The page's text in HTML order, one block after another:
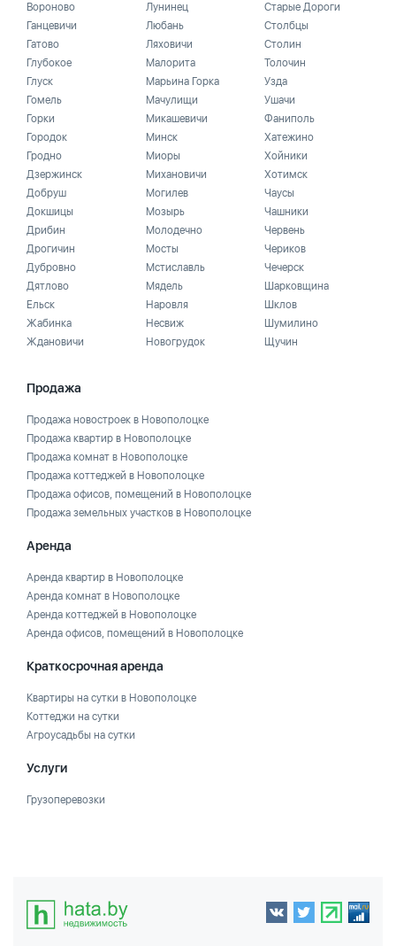
Вороново
Ганцевичи
Гатово
Глубокое
Глуск
Гомель
Горки
Городок
Гродно
Дзержинск
Добруш
Докшицы
Дрибин
Дрогичин
Дубровно
Дятлово
Ельск
Жабинка
Ждановичи
Лунинец
Любань
Ляховичи
Малорита
Марьина Горка
Мачулищи
Микашевичи
Минск
Миоры
Михановичи
Могилев
Мозырь
Молодечно
Мосты
Мстиславль
Мядель
Наровля
Несвиж
Новогрудок
Старые Дороги
Столбцы
Столин
Толочин
Узда
Ушачи
Фаниполь
Хатежино
Хойники
Хотимск
Чаусы
Чашники
Червень
Чериков
Чечерск
Шарковщина
Шклов
Шумилино
Щучин
Продажа
Продажа новостроек в Новополоцке
Продажа квартир в Новополоцке
Продажа комнат в Новополоцке
Продажа коттеджей в Новополоцке
Продажа офисов, помещений в Новополоцке
Продажа земельных участков в Новополоцке
Аренда
Аренда квартир в Новополоцке
Аренда комнат в Новополоцке
Аренда коттеджей в Новополоцке
Аренда офисов, помещений в Новополоцке
Краткосрочная аренда
Квартиры на сутки в Новополоцке
Коттеджи на сутки
Агроусадьбы на сутки
Услуги
Грузоперевозки